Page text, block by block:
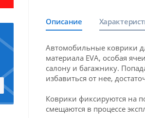
Описание
Автомобильные коврики
материала EVA, особая
салону и багажнику.
избавиться от нее,
Коврики фиксируются на
смещаются в процессе